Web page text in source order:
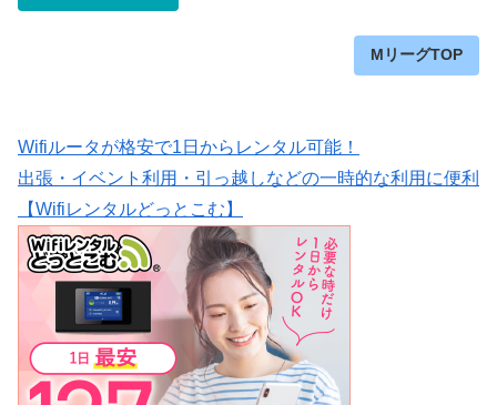
MリーグTOP
Wifiルータが格安で1日からレンタル可能！
出張・イベント利用・引っ越しなどの一時的な利用に便利
【Wifiレンタルどっとこむ】